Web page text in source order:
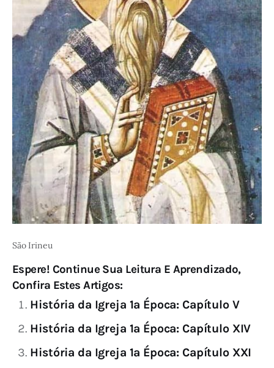
São Irineu
Espere! Continue Sua Leitura E Aprendizado,
Confira Estes Artigos:
História da Igreja 1ª Época: Capítulo V
História da Igreja 1ª Época: Capítulo XIV
História da Igreja 1ª Época: Capítulo XXI